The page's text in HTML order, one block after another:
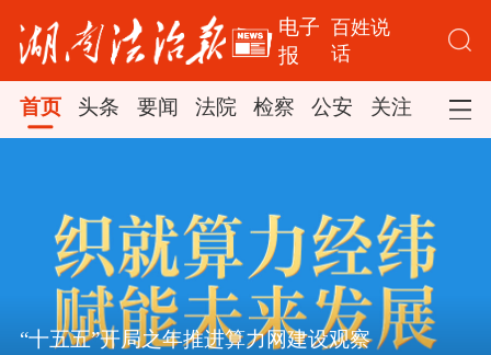
电子
报
百姓说
话
首页 头条 要闻 法院 检察 公安 关注 司法
“十五五”开局之年推进算力网建设观察
[看图学习·人民之心丨读懂“怎样创造业
绩”的实干路径]